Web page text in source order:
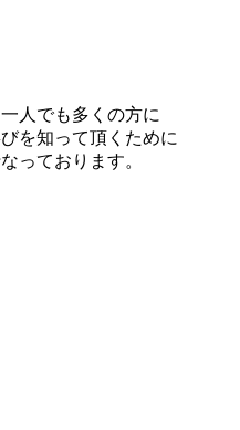
人でも多くの方に
を知って頂くために
っております。